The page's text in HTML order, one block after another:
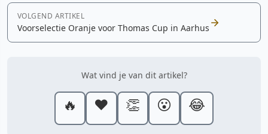
VOLGEND ARTIKEL
Voorselectie Oranje voor Thomas Cup in Aarhus
Wat vind je van dit artikel?
🔥 ❤️ 👏 😮 😂